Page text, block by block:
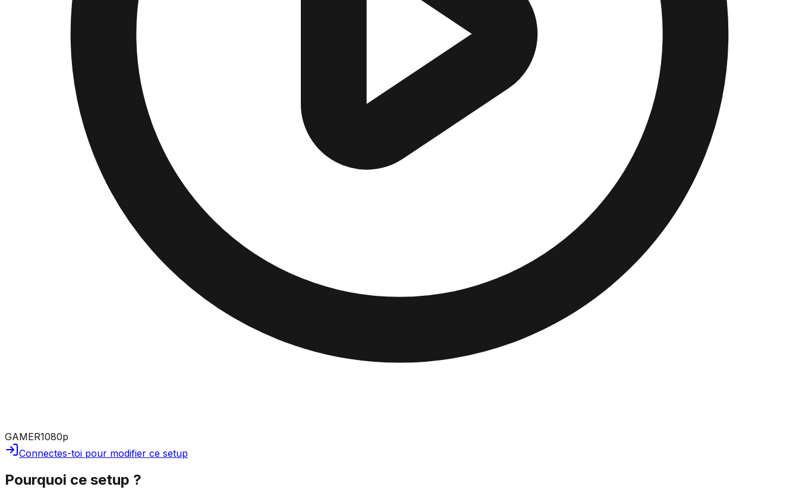
GAMER1080p
Connectes-toi pour modifier ce setup
Pourquoi ce setup ?